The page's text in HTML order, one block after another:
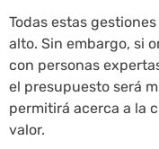
Todas estas
alto. Sin embargo, si
con personas
el presupuesto será
permitirá acerca a la
valor.